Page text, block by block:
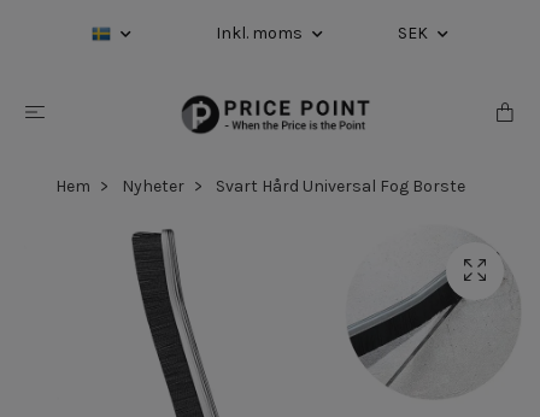
Inkl. moms SEK
Hem Nyheter Svart Hård Universal Fog Borste